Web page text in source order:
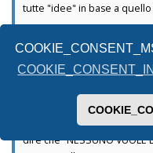
tutte "idee" in base a quello
Le offerte DA COME
Io l'ho scritto la scorsa
Lotito sta finendo.
Poi se volete continuare a
dire che "NESSUNO